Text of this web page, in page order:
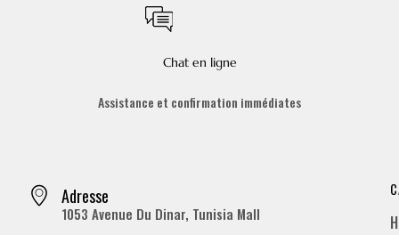
Chat en ligne
Assistance et confirmation immédiates
Adresse
1053 Avenue Du Dinar, Tunisia Mall